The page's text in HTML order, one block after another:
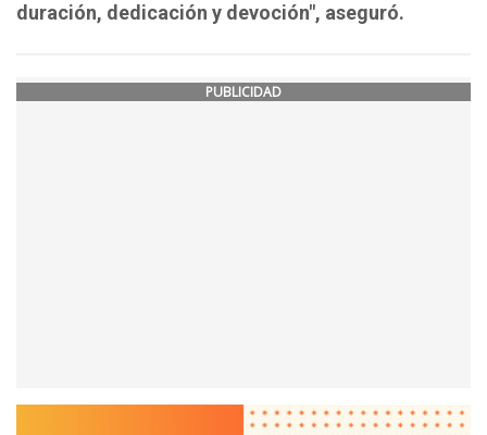
duración, dedicación y devoción", aseguró.
PUBLICIDAD